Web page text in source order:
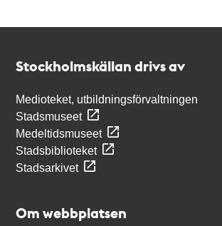
Stockholmskällan drivs av
Medioteket, utbildningsförvaltningen
Stadsmuseet
Medeltidsmuseet
Stadsbiblioteket
Stadsarkivet
Om webbplatsen